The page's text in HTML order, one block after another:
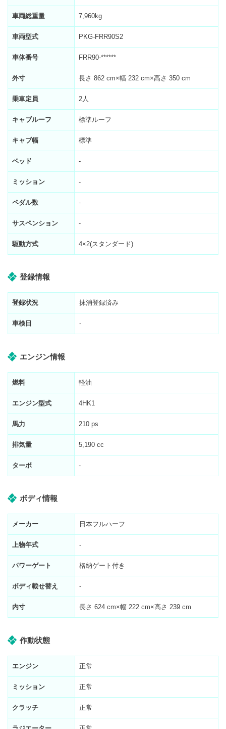
車両総重量 7,960kg
車両型式 PKG-FRR90S2
車体番号 FRR90-******
外寸 長さ 862 cm×幅 232 cm×高さ 350 cm
乗車定員 2人
キャブルーフ 標準ルーフ
キャブ幅 標準
ベッド -
ミッション -
ペダル数 -
サスペンション -
駆動方式 4×2(スタンダード)
登録情報
登録状況 抹消登録済み
車検日 -
エンジン情報
燃料 軽油
エンジン型式 4HK1
馬力 210 ps
排気量 5,190 cc
ターボ -
ボディ情報
メーカー 日本フルハーフ
上物年式 -
パワーゲート 格納ゲート付き
ボディ載せ替え -
内寸 長さ 624 cm×幅 222 cm×高さ 239 cm
作動状態
エンジン 正常
ミッション 正常
クラッチ 正常